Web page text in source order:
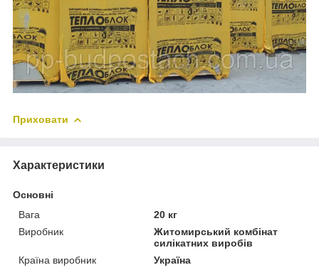
Приховати
Характеристики
Основні
Вага
20 кг
Виробник
Житомирський комбінат
силікатних виробів
Країна виробник
Україна